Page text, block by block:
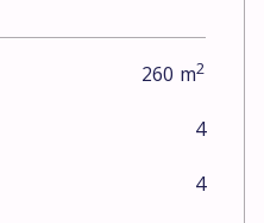
260 m2
4
4